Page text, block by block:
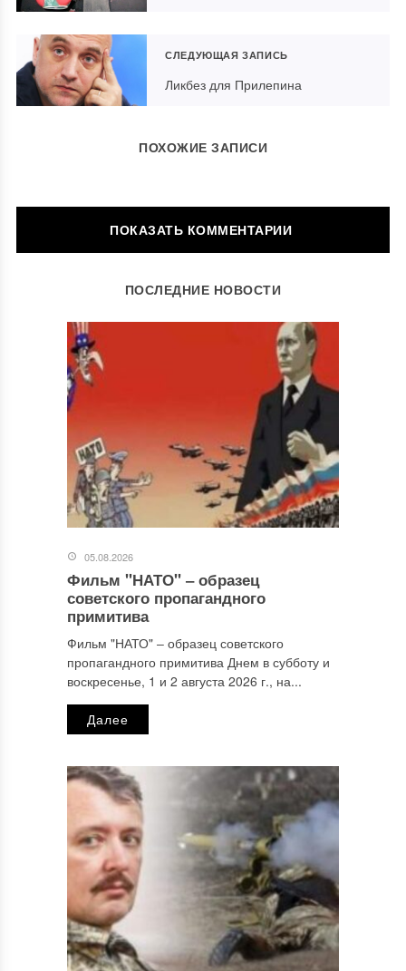
СЛЕДУЮЩАЯ ЗАПИСЬ
Ликбез для Прилепина
ПОХОЖИЕ ЗАПИСИ
ОСТАВИТЬ КОММЕНТАРИЙ
Ваш адрес email не будет опубликован. Обязательные поля
Комментарий*
Этот сайт использует Akismet для борьбы со спамом.
Узнайте, как обрабатываются ваши данные комментариев
ПОСЛЕДНИЕ НОВОСТИ
05.08.2026
Фильм "НАТО" ‒ образец
советского пропагандного
примитива
Фильм "НАТО" ‒ образец советского
пропагандного примитива Днем в субботу и
воскресенье, 1 и 2 августа 2026 г., на...
Далее